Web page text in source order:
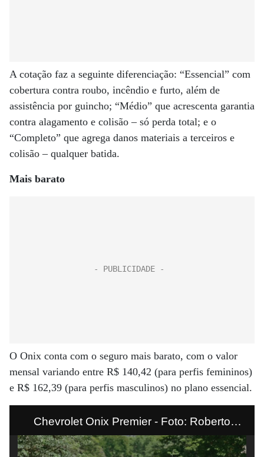
A cotação faz a seguinte diferenciação: “Essencial” com
cobertura contra roubo, incêndio e furto, além de
assistência por guincho; “Médio” que acrescenta garantia
contra alagamento e colisão – só perda total; e o
“Completo” que agrega danos materiais a terceiros e
colisão – qualquer batida.
Mais barato
O Onix conta com o seguro mais barato, com o valor
mensal variando entre R$ 140,42 (para perfis femininos)
e R$ 162,39 (para perfis masculinos) no plano essencial.
Chevrolet Onix Premier - Foto: Roberto
Assunção